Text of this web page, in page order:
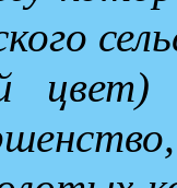
цвет)